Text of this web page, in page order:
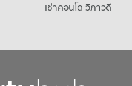
เช่าคอนโด วิภาวดี